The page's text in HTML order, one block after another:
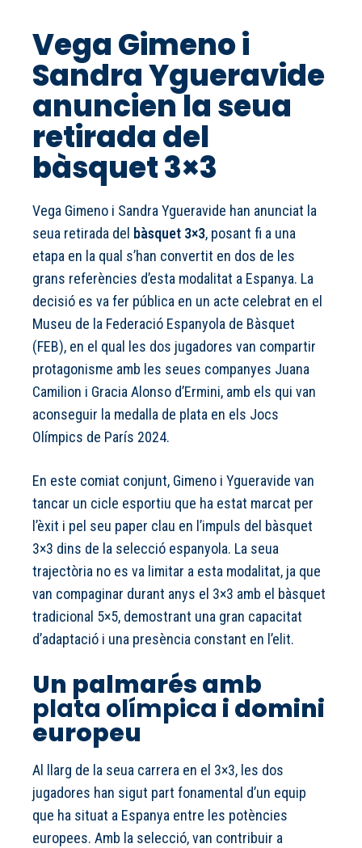
Vega Gimeno i
Sandra Ygueravide
anuncien la seua
retirada del
bàsquet 3×3
Vega Gimeno i Sandra Ygueravide han anunciat la
seua retirada del bàsquet 3×3, posant fi a una
etapa en la qual s’han convertit en dos de les
grans referències d’esta modalitat a Espanya. La
decisió es va fer pública en un acte celebrat en el
Museu de la Federació Espanyola de Bàsquet
(FEB), en el qual les dos jugadores van compartir
protagonisme amb les seues companyes Juana
Camilion i Gracia Alonso d’Ermini, amb els qui van
aconseguir la medalla de plata en els Jocs
Olímpics de París 2024.
En este comiat conjunt, Gimeno i Ygueravide van
tancar un cicle esportiu que ha estat marcat per
l’èxit i pel seu paper clau en l’impuls del bàsquet
3×3 dins de la selecció espanyola. La seua
trajectòria no es va limitar a esta modalitat, ja que
van compaginar durant anys el 3×3 amb el bàsquet
tradicional 5×5, demostrant una gran capacitat
d’adaptació i una presència constant en l’elit.
Un palmarés amb
plata olímpica i domini
europeu
Al llarg de la seua carrera en el 3×3, les dos
jugadores han sigut part fonamental d’un equip
que ha situat a Espanya entre les potències
europees. Amb la selecció, van contribuir a